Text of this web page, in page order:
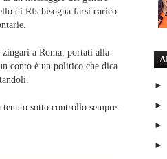
di Rfs bisogna farsi carico
a Roma, portati alla
conto è un politico che dica
sotto controllo sempre.
►
►
►
►